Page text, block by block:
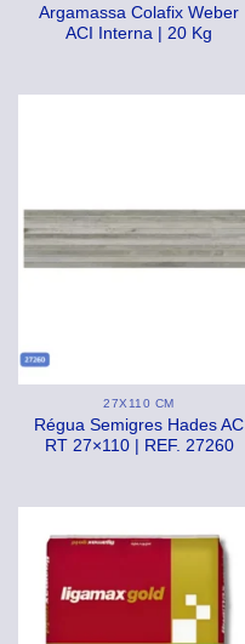
Argamassa Colafix Weber
ACI Interna | 20 Kg
27X110 CM
Régua Semigres Hades AC
RT 27×110 | REF. 27260